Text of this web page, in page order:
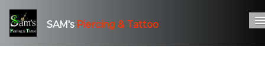
SAM'sPiercing & Tattoo